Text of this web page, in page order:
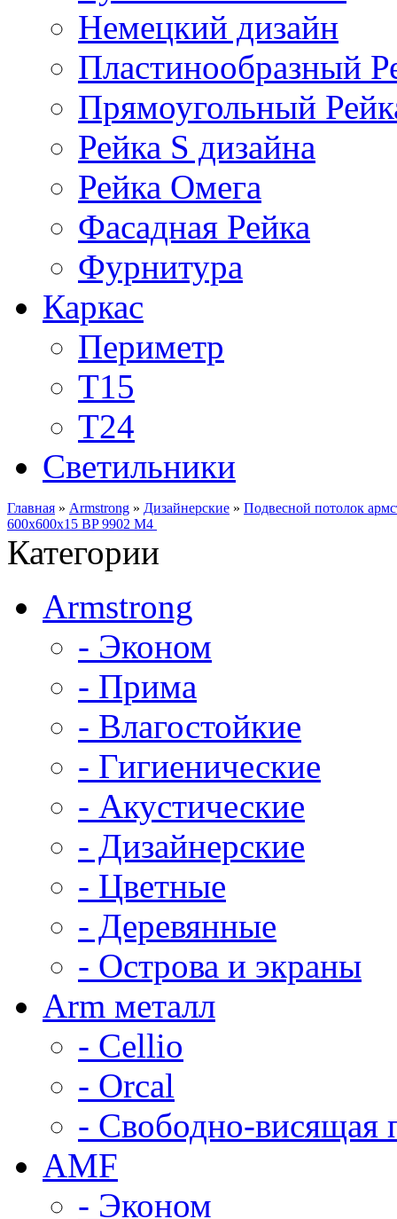
Немецкий дизайн
Пластинообразный
Прямоугольный
Рейка S дизайна
Рейка Омега
Фасадная Рейка
Фурнитура
Каркас
Периметр
Т15
Т24
Светильники
Главная » Armstrong » Дизайнерские » Подвесной потолок
600x600x15 BP 9902 M4
Категории
Armstrong
- Эконом
- Прима
- Влагостойкие
- Гигиенические
- Акустические
- Дизайнерские
- Цветные
- Деревянные
- Острова и экраны
Arm металл
- Cellio
- Orcal
- Свободно-висящая
AMF
- Эконом